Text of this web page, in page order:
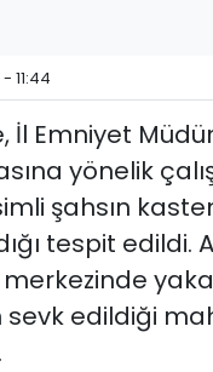
11:44
İl Emniyet
yönelik
şahsın
tespit edildi.
sevk edildiği